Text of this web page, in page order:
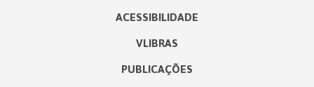
ACESSIBILIDADE
VLIBRAS
PUBLICAÇÕES